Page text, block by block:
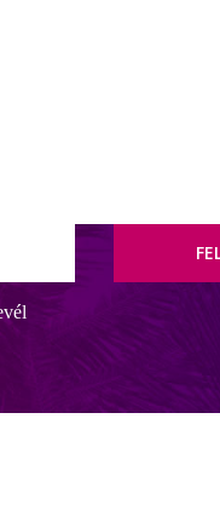
(ingyenes). 2